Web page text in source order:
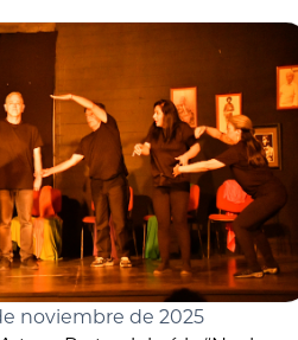
noviembre de 2025